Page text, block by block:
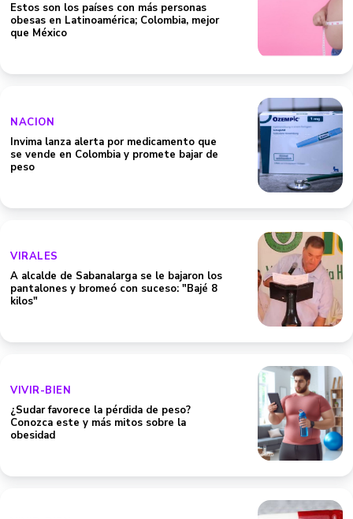
Estos son los países con más personas
obesas en Latinoamérica; Colombia, mejor
que México
NACION
Invima lanza alerta por medicamento que
se vende en Colombia y promete bajar de
peso
VIRALES
A alcalde de Sabanalarga se le bajaron los
pantalones y bromeó con suceso: "Bajé 8
kilos"
VIVIR-BIEN
¿Sudar favorece la pérdida de peso?
Conozca este y más mitos sobre la
obesidad